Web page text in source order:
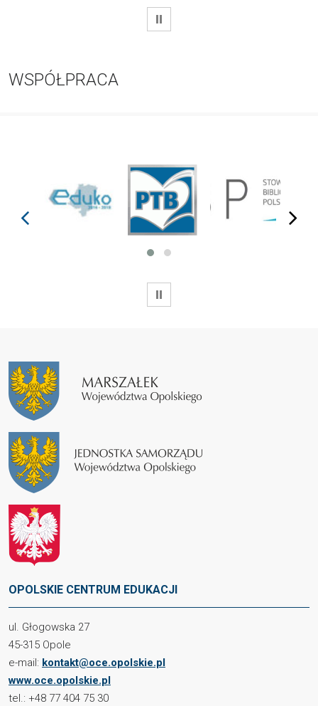
WSTRZYMAJ
WSPÓŁPRACA
prev next
WSTRZYMAJ
OPOLSKIE CENTRUM EDUKACJI
ul. Głogowska 27
45-315 Opole
e-mail: kontakt@oce.opolskie.pl
www.oce.opolskie.pl
tel.: +48 77 404 75 30